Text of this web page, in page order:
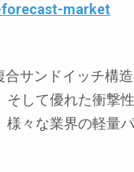
market
合サンドイッチ構
そして優れた衝撃
々な業界の軽量